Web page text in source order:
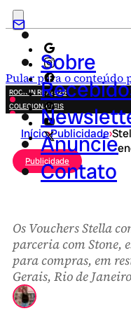
Pular para o conteúdo
Sobre
Anuncie
Contato
ROCK IN RIO 2026
COLECIONÁVEIS
FESTA JUNINA
NOVIDADES
CAMPANHAS CRIATIVAS
Início›Publicidade›
Publicidade
Os Vouchers Stella
parceria com Stone,
para compras, em
Gerais, Rio de